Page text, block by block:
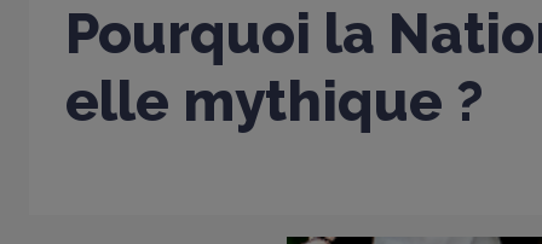
Pourquoi la
elle mythique ?